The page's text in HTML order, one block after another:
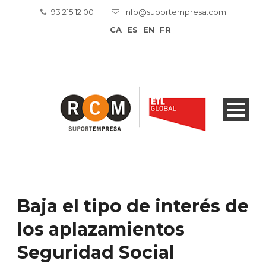
93 215 12 00
info@suportempresa.com
CA
ES EN FR
Baja el tipo de interés de
los aplazamientos
Seguridad Social